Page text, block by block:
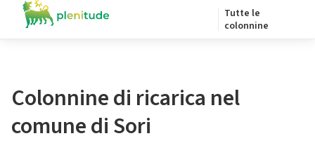
Tutte le
colonnine
Colonnine di ricarica nel
comune di Sori